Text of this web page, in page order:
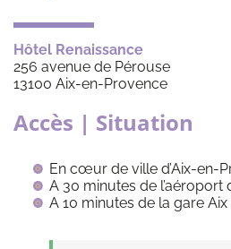
Hôtel Renaissance
256 avenue de Pérouse
13100 Aix-en-Provence
Accès | Situation
En cœur de ville d’Aix-en-
A 30 minutes de l’aéroport
A 10 minutes de la gare Aix